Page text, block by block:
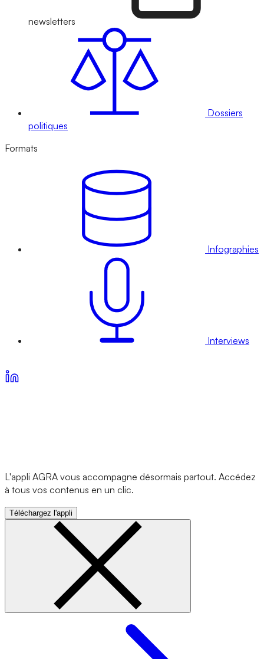
newsletters
Dossiers
politiques
Formats
Infographies
Interviews
L'appli AGRA vous accompagne désormais partout. Accédez
à tous vos contenus en un clic.
Téléchargez l'appli